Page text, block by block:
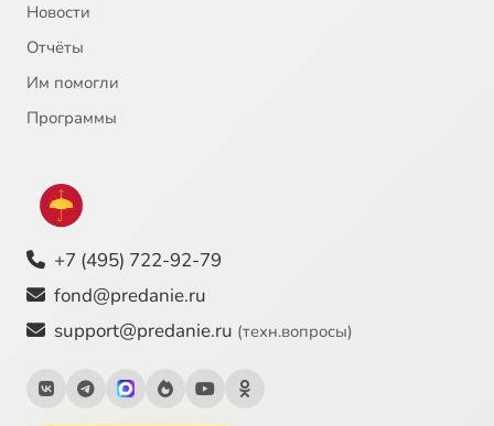
Новости
Отчёты
Им помогли
Программы
+7 (495) 722-92-79
fond@predanie.ru
support@predanie.ru (техн.вопросы)